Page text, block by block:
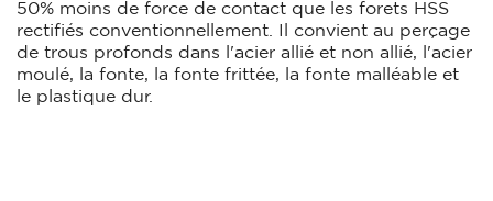
50% moins de force de contact que les forets HSS
rectifiés conventionnellement. Il convient au perçage
de trous profonds dans l'acier allié et non allié, l'acier
moulé, la fonte, la fonte frittée, la fonte malléable et
le plastique dur.